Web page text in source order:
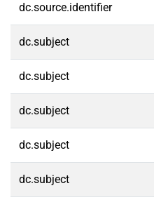
dc.source.identifier
dc.subject
dc.subject
dc.subject
dc.subject
dc.subject